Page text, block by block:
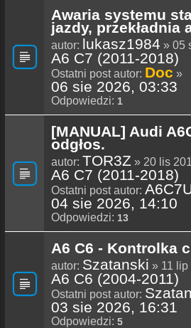
Awaria systemu
jazdy, przekładnia
autor: lukasz1984 » 05
A6 C7 (2011-2018)
Ostatni post autor: Doc »
06 sie 2026, 03:33
Odpowiedzi: 1
[MANUAL] Audi
odgłos.
autor: TOR3Z » 20 lis
A6 C7 (2011-2018)
Ostatni post autor:
04 sie 2026, 14:10
Odpowiedzi: 13
A6 C6 - Kontrolka
autor: Szatanski » 11
A6 C6 (2004-2011)
Ostatni post autor:
03 sie 2026, 16:31
Odpowiedzi: 5